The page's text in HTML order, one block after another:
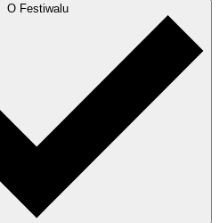
O Festiwalu